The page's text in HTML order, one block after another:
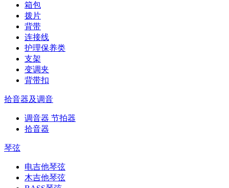
箱包
拨片
背带
连接线
护理保养类
支架
变调夹
背带扣
拾音器及调音
调音器 节拍器
拾音器
琴弦
电吉他琴弦
木吉他琴弦